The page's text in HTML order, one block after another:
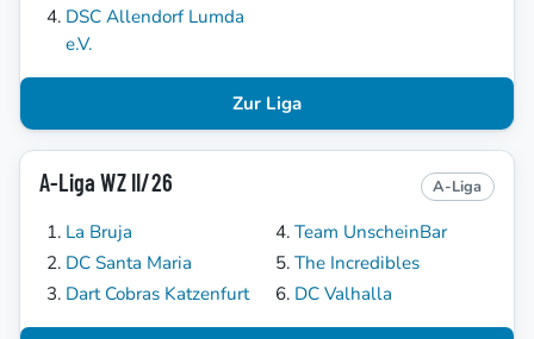
DSC Allendorf Lumda
e.V.
Zur Liga
A-Liga WZ II/26 A-Liga
La Bruja
DC Santa Maria
Dart Cobras Katzenfurt
Team UnscheinBar
The Incredibles
DC Valhalla